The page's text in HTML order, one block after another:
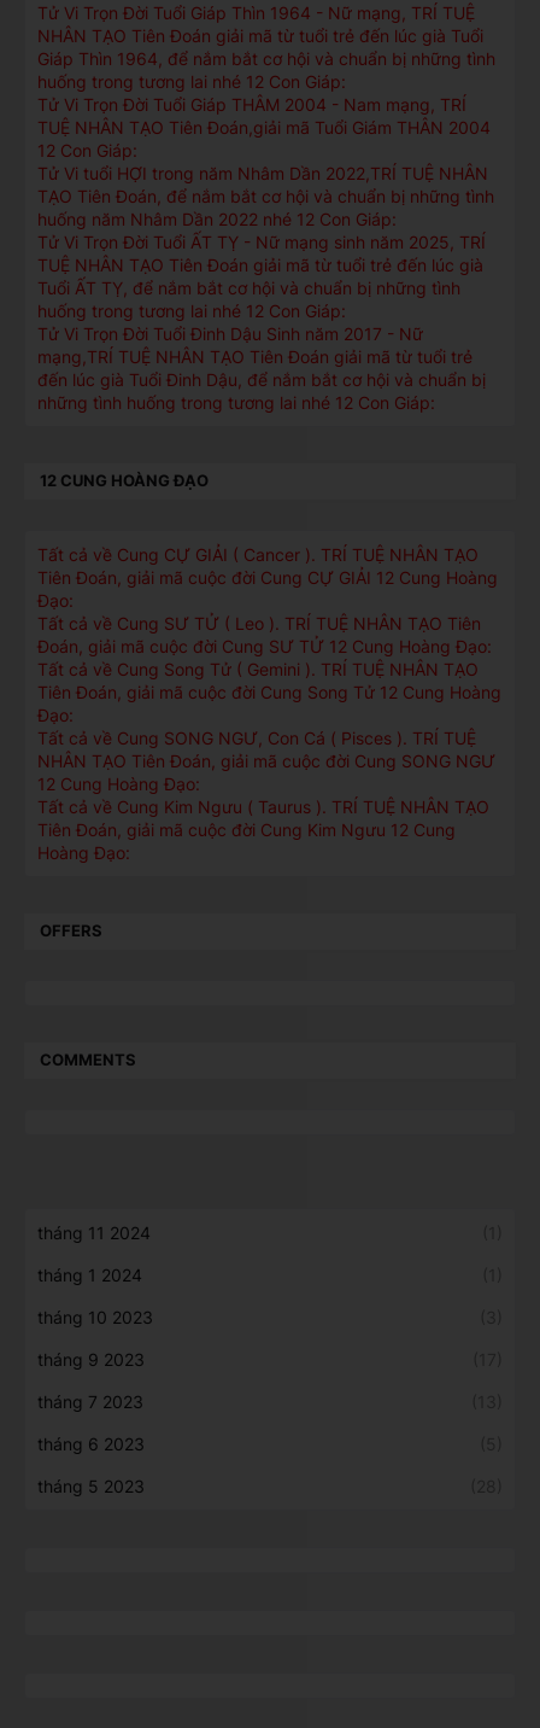
Tử Vi Trọn Đời Tuổi Giáp Thìn 1964 - Nữ mạng, TRÍ TUỆ
NHÂN TẠO Tiên Đoán giải mã từ tuổi trẻ đến lúc già Tuổi
Giáp Thìn 1964, để nắm bắt cơ hội và chuẩn bị những tình
huống trong tương lai nhé 12 Con Giáp:
Tử Vi Trọn Đời Tuổi Giáp THÂM 2004 - Nam mạng, TRÍ
TUỆ NHÂN TẠO Tiên Đoán,giải mã Tuổi Giám THÂN 2004
12 Con Giáp:
Tử Vi tuổi HỢI trong năm Nhâm Dần 2022,TRÍ TUỆ NHÂN
TẠO Tiên Đoán, để nắm bắt cơ hội và chuẩn bị những tình
huống năm Nhâm Dần 2022 nhé 12 Con Giáp:
Tử Vi Trọn Đời Tuổi ẤT TỴ - Nữ mạng sinh năm 2025, TRÍ
TUỆ NHÂN TẠO Tiên Đoán giải mã từ tuổi trẻ đến lúc già
Tuổi ẤT TỴ, để nắm bắt cơ hội và chuẩn bị những tình
huống trong tương lai nhé 12 Con Giáp:
Tử Vi Trọn Đời Tuổi Đinh Dậu Sinh năm 2017 - Nữ
mạng,TRÍ TUỆ NHÂN TẠO Tiên Đoán giải mã từ tuổi trẻ
đến lúc già Tuổi Đinh Dậu, để nắm bắt cơ hội và chuẩn bị
những tình huống trong tương lai nhé 12 Con Giáp:
12 CUNG HOÀNG ĐẠO
Tất cả về Cung CỰ GIẢI ( Cancer ). TRÍ TUỆ NHÂN TẠO
Tiên Đoán, giải mã cuộc đời Cung CỰ GIẢI 12 Cung Hoàng
Đạo:
Tất cả về Cung SƯ TỬ ( Leo ). TRÍ TUỆ NHÂN TẠO Tiên
Đoán, giải mã cuộc đời Cung SƯ TỬ 12 Cung Hoàng Đạo:
Tất cả về Cung Song Tử ( Gemini ). TRÍ TUỆ NHÂN TẠO
Tiên Đoán, giải mã cuộc đời Cung Song Tử 12 Cung Hoàng
Đạo:
Tất cả về Cung SONG NGƯ, Con Cá ( Pisces ). TRÍ TUỆ
NHÂN TẠO Tiên Đoán, giải mã cuộc đời Cung SONG NGƯ
12 Cung Hoàng Đạo:
Tất cả về Cung Kim Ngưu ( Taurus ). TRÍ TUỆ NHÂN TẠO
Tiên Đoán, giải mã cuộc đời Cung Kim Ngưu 12 Cung
Hoàng Đạo:
OFFERS
COMMENTS
tháng 11 2024
tháng 1 2024
tháng 10 2023
tháng 9 2023
tháng 7 2023
tháng 6 2023
tháng 5 2023